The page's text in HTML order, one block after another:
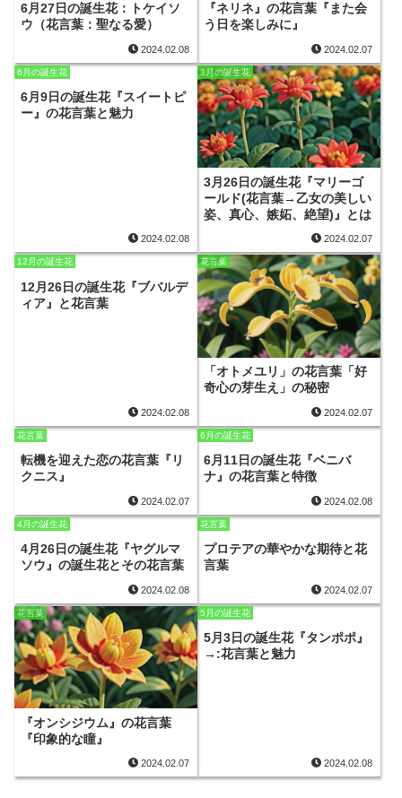
6月27日の誕生花：トケイソ
ウ（花言葉：聖なる愛）
2024.02.08
『ネリネ』の花言葉『また会
う日を楽しみに』
2024.02.07
6月の誕生花
6月9日の誕生花『スイートピ
ー』の花言葉と魅力
2024.02.08
3月の誕生花
3月26日の誕生花『マリーゴ
ールド(花言葉→乙女の美しい
姿、真心、嫉妬、絶望)』とは
2024.02.07
12月の誕生花
12月26日の誕生花『ブバルデ
ィア』と花言葉
2024.02.08
花言葉
「オトメユリ」の花言葉「好
奇心の芽生え」の秘密
2024.02.07
花言葉
転機を迎えた恋の花言葉『リ
クニス』
2024.02.07
6月の誕生花
6月11日の誕生花『ベニバ
ナ』の花言葉と特徴
2024.02.08
4月の誕生花
4月26日の誕生花『ヤグルマ
ソウ』の誕生花とその花言葉
2024.02.08
花言葉
プロテアの華やかな期待と花
言葉
2024.02.07
花言葉
『オンシジウム』の花言葉
『印象的な瞳』
2024.02.07
5月の誕生花
5月3日の誕生花『タンポポ』
→:花言葉と魅力
2024.02.08